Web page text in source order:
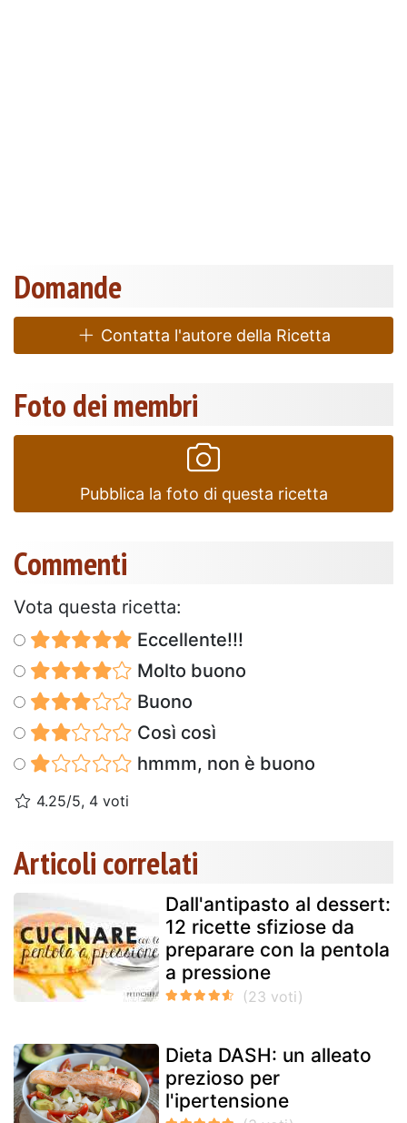
Domande
Contatta l'autore della Ricetta
Foto dei membri
Pubblica la foto di questa ricetta
Commenti
Vota questa ricetta:
Eccellente!!!
Molto buono
Buono
Così così
hmmm, non è buono
4.25/5, 4 voti
Articoli correlati
Dall'antipasto al dessert:
12 ricette sfiziose da
preparare con la pentola
a pressione
Dieta DASH: un alleato
prezioso per
l'ipertensione